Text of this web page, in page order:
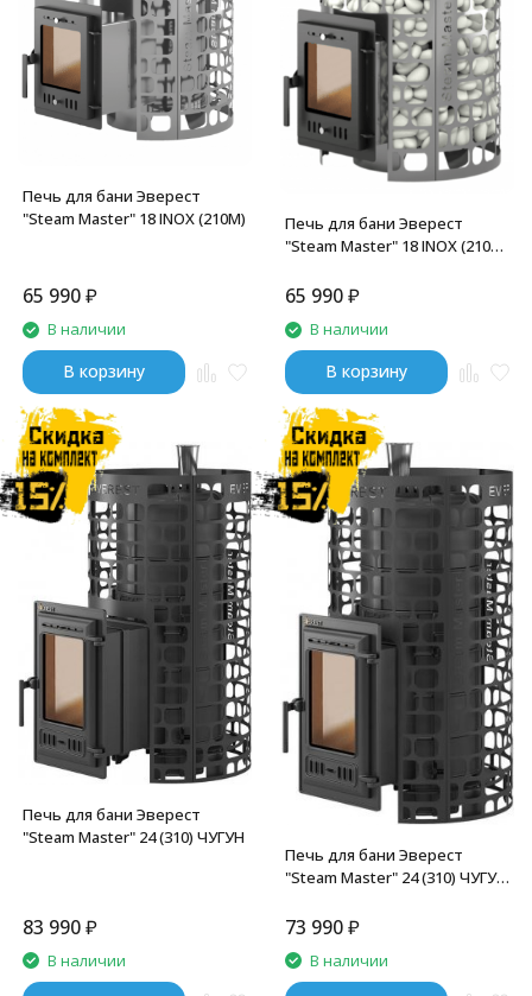
Печь для бани Эверест
"Steam Master" 18 INOX (210М)
65 990₽
В наличии
В корзину
Печь для бани Эверест
"Steam Master" 18 INOX (210М)
65 990₽
В наличии
В корзину
Печь для бани Эверест
"Steam Master" 24 (310) ЧУГУН
83 990₽
В наличии
Печь для бани Эверест
"Steam Master" 24 (310) ЧУГУН
73 990₽
В наличии